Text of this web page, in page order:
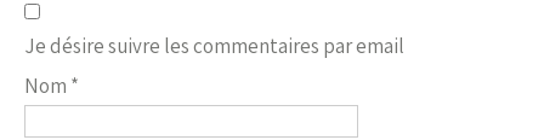
Je désire suivre les commentaires par email
Nom *